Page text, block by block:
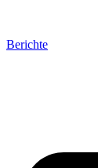
Berichte